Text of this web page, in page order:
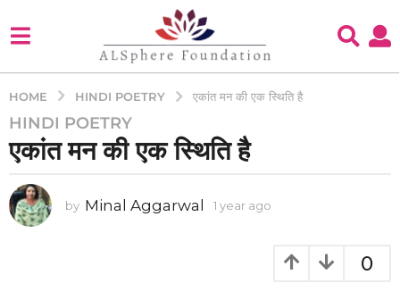
HOME HINDI POETRY एकांत मन की एक स्थिति है
1
y
e
a
r
HINDI POETRY
एकांत मन की एक स्थिति है
by Minal Aggarwal 1 year ago
0